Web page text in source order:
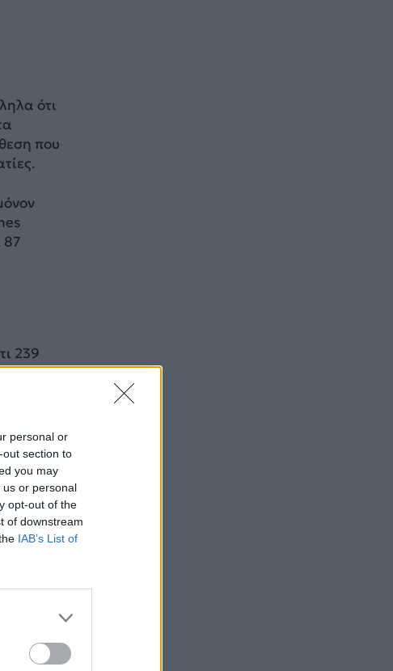
personal or
section to
you may
or personal
opt-out of the
of downstream
IAB’s List of
ότι
που
87
239